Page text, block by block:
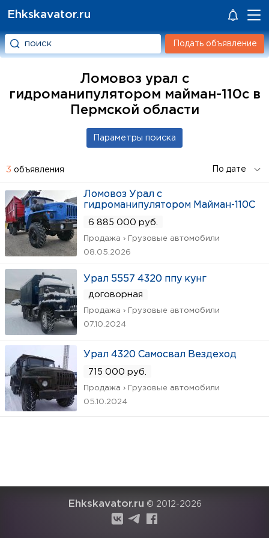
Ehkskavator.ru
Подать объявление
Ломовоз урал с
гидроманипулятором майман-110с в
Пермской области
3 объявления
Ломовоз Урал с
гидроманипулятором Майман-110С
6 885 000 руб.
Продажа › Грузовые автомобили
08.05.2026
Урал 5557 4320 ппу кунг
договорная
Продажа › Грузовые автомобили
07.10.2024
Урал 4320 Самосвал Вездеход
715 000 руб.
Продажа › Грузовые автомобили
05.10.2024
Ehkskavator.ru © 2012-2026